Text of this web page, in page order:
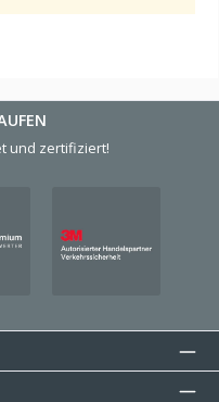
und zertifiziert!